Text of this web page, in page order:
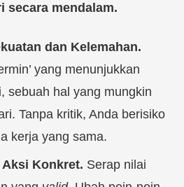
secara mendalam.
dan Kelemahan.
yang menunjukkan
sebuah hal yang mungkin
Tanpa kritik, Anda berisiko
kerja yang sama.
Aksi Konkret. Serap nilai